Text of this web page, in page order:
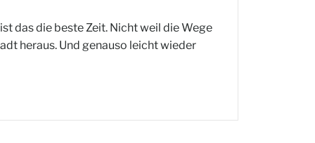
das die beste Zeit. Nicht weil die Wege
heraus. Und genauso leicht wieder